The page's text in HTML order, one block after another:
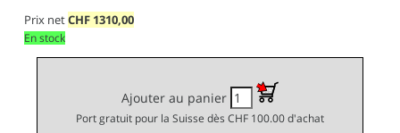
Prix netCHF 1310,00
En stock
Ajouter au panier
Port gratuit pour la Suisse dès CHF 100.00 d'achat